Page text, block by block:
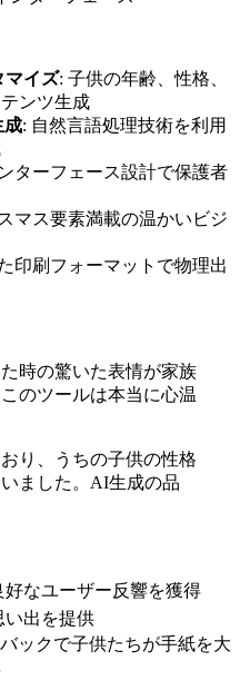
マイズ: 子供の年齢、性格、
ンツ生成
成: 自然言語処理技術を利用
ターフェース設計で保護者
マス要素満載の温かいビジ
印刷フォーマットで物理出
時の驚いた表情が家族
のツールは本当に心温
り、うちの子供の性格
ました。AI生成の品
なユーザー反響を獲得
い出を提供
ックで子供たちが手紙を大